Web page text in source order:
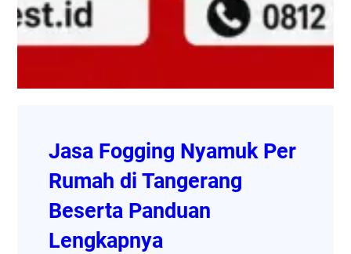
Jasa Fogging Nyamuk Per
Rumah di Tangerang
Beserta Panduan
Lengkapnya